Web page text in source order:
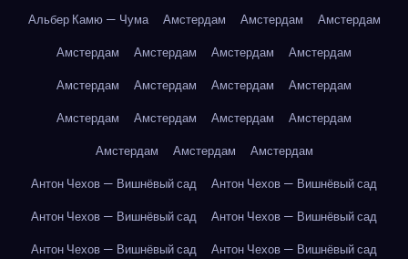
Альбер Камю — Чума
Амстердам Амстердам
Амстердам
Амстердам
Амстердам Амстердам
Амстердам
Амстердам
Амстердам Амстердам
Амстердам
Амстердам
Амстердам Амстердам
Амстердам
Амстердам
Амстердам
Амстердам
Антон Чехов — Вишнёвый сад
Антон Чехов — Вишнёвый сад
Антон Чехов — Вишнёвый сад
Антон Чехов — Вишнёвый сад
Антон Чехов — Вишнёвый сад
Антон Чехов — Вишнёвый сад